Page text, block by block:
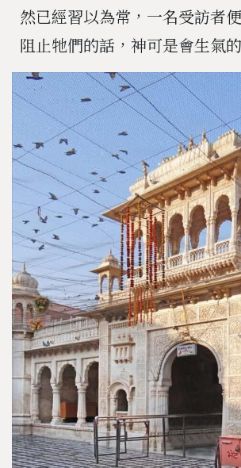
然已經習以為常，一名受訪者
阻止牠們的話，神可是會生氣的